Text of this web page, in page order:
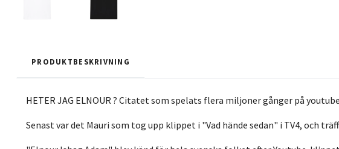
PRODUKTBESKRIVNING
HETER JAG ELNOUR ? Citatet som spelats flera miljoner gånger på
Senast var det Mauri som tog upp klippet i "Vad hände sedan" i TV4, och